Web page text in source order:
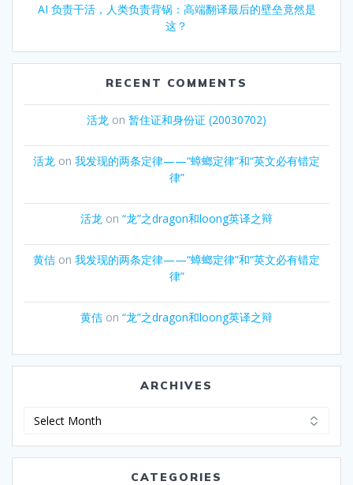
AI 负责干活，人类负责背锅：高端翻译最后的壁垒竟然是
这？
RECENT COMMENTS
活龙 on 暂住证和身份证 (20030702)
活龙 on 我发现的两条定律——“蟑螂定律”和“英文必有错定
律”
活龙 on “龙”之dragon和loong英译之辩
黄佶 on 我发现的两条定律——“蟑螂定律”和“英文必有错定
律”
黄佶 on “龙”之dragon和loong英译之辩
ARCHIVES
Archives
CATEGORIES